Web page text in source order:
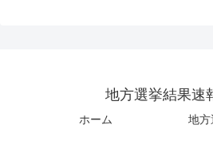
地方選挙結果速
ホーム
地方